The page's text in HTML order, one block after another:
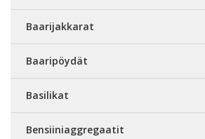
Baarijakkarat
Baaripöydät
Basilikat
Bensiiniaggregaatit